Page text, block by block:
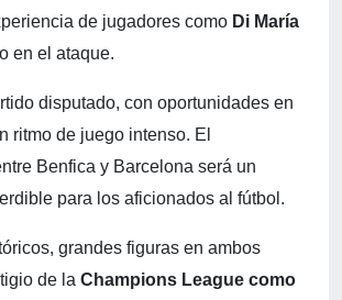
de jugadores como Di María
en el ataque.
disputado, con oportunidades en
ritmo de juego intenso. El
Benfica y Barcelona será un
para los aficionados al fútbol.
grandes figuras en ambos
de la Champions League como